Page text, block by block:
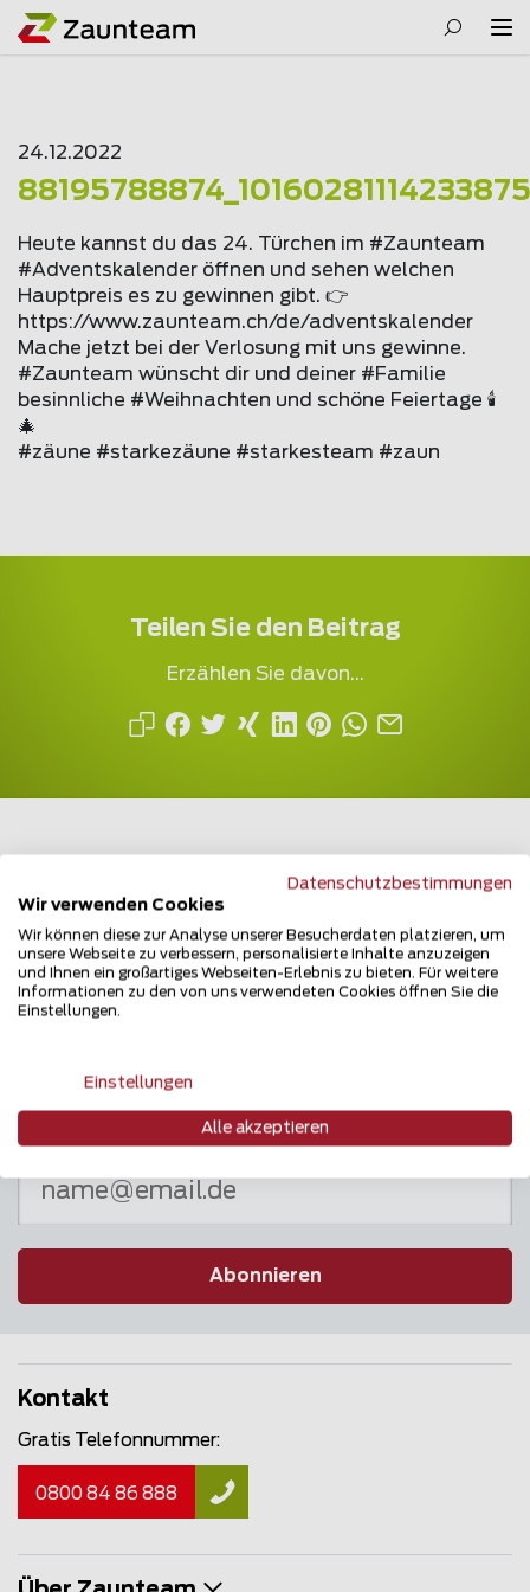
24.12.2022
88195788874_10160281114233875
Heute kannst du das 24. Türchen im #Zaunteam
#Adventskalender öffnen und sehen welchen
Hauptpreis es zu gewinnen gibt. 👉
https://www.zaunteam.ch/de/adventskalender
Mache jetzt bei der Verlosung mit uns gewinne.
#Zaunteam wünscht dir und deiner #Familie
besinnliche #Weihnachten und schöne Feiertage 🕯️
🎄
#zäune #starkezäune #starkesteam #zaun
Teilen Sie den Beitrag
Erzählen Sie davon...
Puls des Marktes
Newsletter
Abonnieren
Kontakt
Gratis Telefonnummer:
0800 84 86 888
Datenschutzbestimmungen
Wir verwenden Cookies
Wir können diese zur Analyse unserer Besucherdaten platzieren, um
unsere Webseite zu verbessern, personalisierte Inhalte anzuzeigen
und Ihnen ein großartiges Webseiten-Erlebnis zu bieten. Für weitere
Informationen zu den von uns verwendeten Cookies öffnen Sie die
Einstellungen.
Einstellungen
Alle akzeptieren